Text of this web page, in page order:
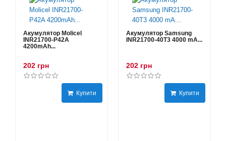
Акумулятор Molicel
INR21700-P42A
4200mAh...
202 грн
Купити
Акумулятор Samsung
INR21700-40T3 4000 mA...
202 грн
Купити